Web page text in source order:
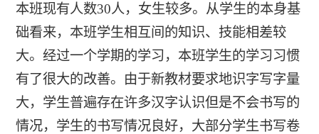
本班现有人数30人，女生较多。从学生的本身基
础看来，本班学生相互间的知识、技能相差较
大。经过一个学期的学习，本班学生的学习习惯
有了很大的改善。由于新教材要求地识字写字量
大，学生普遍存在许多汉字认识但是不会书写的
情况，学生的书写情况良好，大部分学生书写卷